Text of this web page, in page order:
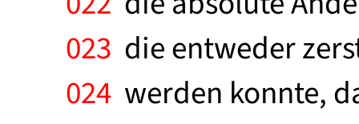
023 die entweder
024 werden konnte,